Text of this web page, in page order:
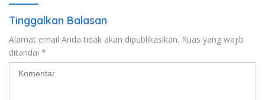
Tinggalkan Balasan
Alamat email Anda tidak akan dipublikasikan. Ruas yang wajib
ditandai *